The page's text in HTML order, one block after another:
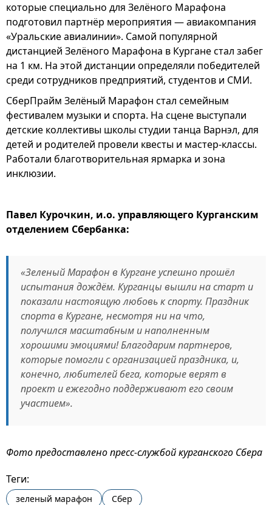
которые специально для Зелёного Марафона
подготовил партнёр мероприятия — авиакомпания
«Уральские авиалинии». Самой популярной
дистанцией Зелёного Марафона в Кургане стал забег
на 1 км. На этой дистанции определяли победителей
среди сотрудников предприятий, студентов и СМИ.
СберПрайм Зелёный Марафон стал семейным
фестивалем музыки и спорта. На сцене выступали
детские коллективы школы студии танца Варнэл, для
детей и родителей провели квесты и мастер-классы.
Работали благотворительная ярмарка и зона
инклюзии.
Павел Курочкин, и.о. управляющего Курганским
отделением Сбербанка:
«Зеленый Марафон в Кургане успешно прошёл
испытания дождём. Курганцы вышли на старт и
показали настоящую любовь к спорту. Праздник
спорта в Кургане, несмотря ни на что,
получился масштабным и наполненным
хорошими эмоциями! Благодарим партнеров,
которые помогли с организацией праздника, и,
конечно, любителей бега, которые верят в
проект и ежегодно поддерживают его своим
участием».
Фото предоставлено пресс-службой курганского Сбера
Теги:
зеленый марафон Сбер